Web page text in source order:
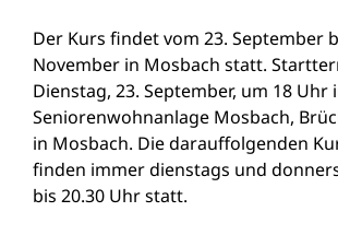
Der Kurs findet vom 23. September
November in Mosbach statt.
Dienstag, 23. September, um 18 Uhr
Seniorenwohnanlage Mosbach,
in Mosbach. Die darauffolgenden
finden immer dienstags und
bis 20.30 Uhr statt.